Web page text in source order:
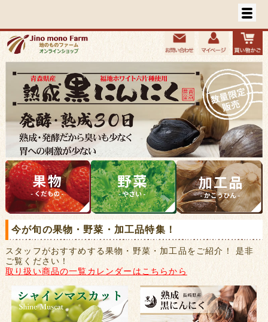
今が旬の果物・野菜・加工品特集！
スタッフがおすすめする果物・野菜・加工品をご紹介！ 是非
ご覧ください！
取り扱い商品の一覧カレンダーはこちらから